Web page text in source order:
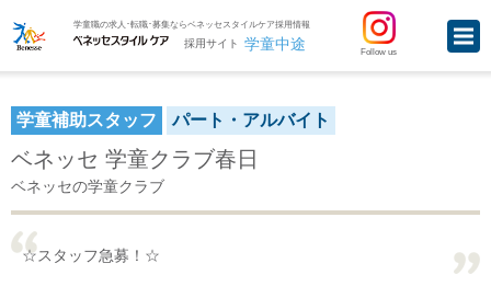
学童職の求人･転職･募集ならベネッセスタイルケア採用情報
採用サイト 学童中途 Follow us
学童補助スタッフ パート・アルバイト
ベネッセ 学童クラブ春日
ベネッセの学童クラブ
☆スタッフ急募！☆